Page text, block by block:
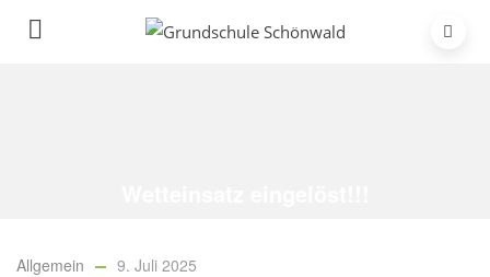
Allgemein 9. Juli 2025